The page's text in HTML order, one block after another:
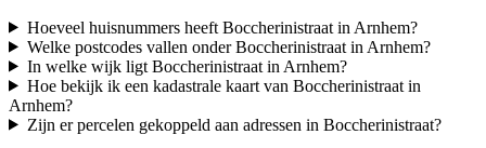
Hoeveel huisnummers heeft Boccherinistraat in Arnhem?
Welke postcodes vallen onder Boccherinistraat in Arnhem?
In welke wijk ligt Boccherinistraat in Arnhem?
Hoe bekijk ik een kadastrale kaart van Boccherinistraat in
Arnhem?
Zijn er percelen gekoppeld aan adressen in Boccherinistraat?